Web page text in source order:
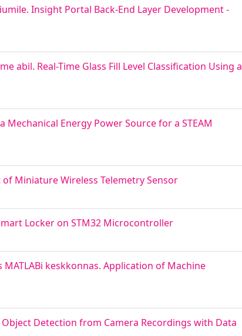
Insight Portal Back-End Layer Development -
abil. Real-Time Glass Fill Level Classification Using a
Energy Power Source for a STEAM
Miniature Wireless Telemetry Sensor
Locker on STM32 Microcontroller
keskkonnas. Application of Machine
Detection from Camera Recordings with Data